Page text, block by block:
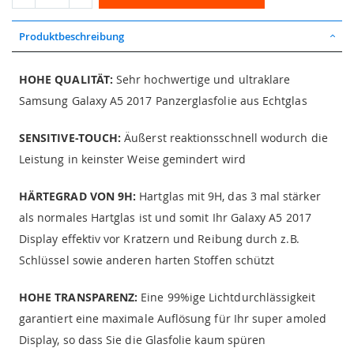
Produktbeschreibung
HOHE QUALITÄT: Sehr hochwertige und ultraklare
Samsung Galaxy A5 2017 Panzerglasfolie aus Echtglas
SENSITIVE-TOUCH: Äußerst reaktionsschnell wodurch die
Leistung in keinster Weise gemindert wird
HÄRTEGRAD VON 9H: Hartglas mit 9H, das 3 mal stärker
als normales Hartglas ist und somit Ihr Galaxy A5 2017
Display effektiv vor Kratzern und Reibung durch z.B.
Schlüssel sowie anderen harten Stoffen schützt
HOHE TRANSPARENZ: Eine 99%ige Lichtdurchlässigkeit
garantiert eine maximale Auflösung für Ihr super amoled
Display, so dass Sie die Glasfolie kaum spüren